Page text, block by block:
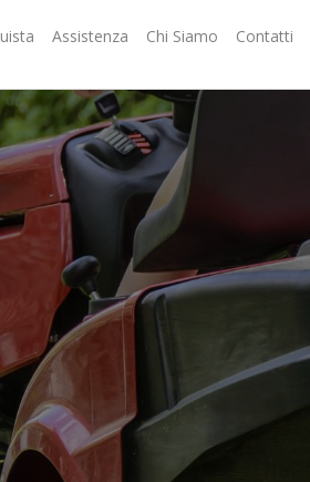
Assistenza Chi Siamo Contatti